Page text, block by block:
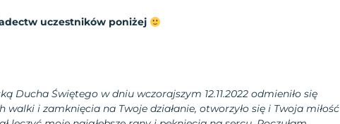
uczestników poniżej
Ducha Świętego w dniu wczorajszym 12.11.2022 odmieniło się
i zamknięcia na Twoje działanie, otworzyło się i Twoja miłość